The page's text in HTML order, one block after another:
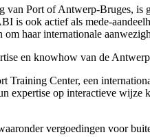
van Port of Antwerp-Bruges,
ook actief als mede-
haar internationale
en knowhow van de
Center, een
op interactieve
vergoedingen voor